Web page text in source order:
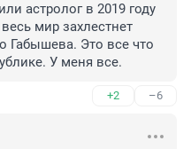
астролог в 2019 году
мир захлестнет
Габышева. Это все что
У меня все.
+2 –6